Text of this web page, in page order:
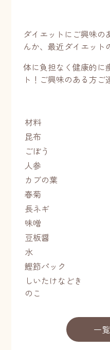
ダイエットにご興味の
んか、最近ダイエット
体に負担なく健康的に
ト！ご興味のある方
材料
昆布
ごぼう
人参
カブの葉
春菊
長ネギ
味噌
豆板醤
水
鰹節パック
しいたけなどき
のこ
一